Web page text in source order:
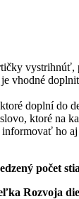
vystrihnúť,
vhodné
doplní do
ktoré na
ho
počet
Rozvoja